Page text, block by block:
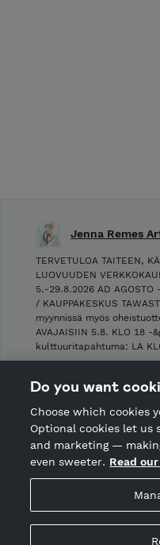
Hosted by Holvi
Holvi Payment Services
Jenna Remes
TERVETULOA TAITEEN,
LUOVUUDEN
5.-29.8.2026 AD
/ KAUPPAKESKUS
myynnissä myös
AVAJAISIIN 5.8. KLO 18 -
kulttuuritapahtuma: LA
Shop privacy policy
CANCEL ORDER
Do you want
Choose which cookies
Optional cookies let us
and marketing —
even sweeter. Read